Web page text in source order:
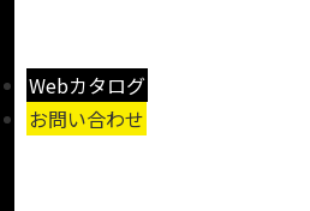
Webカタログ
お問い合わせ